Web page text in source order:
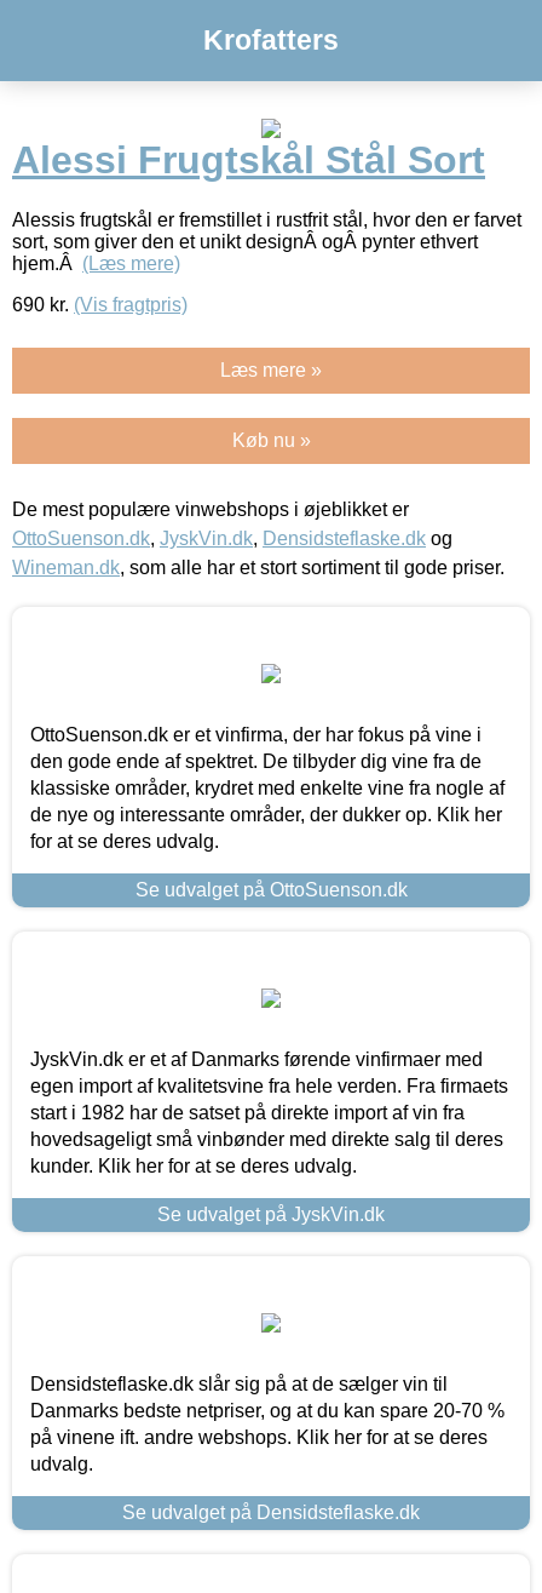
Krofatters
Alessi Frugtskål Stål Sort
Alessis frugtskål er fremstillet i rustfrit stål, hvor den er farvet
sort, som giver den et unikt designÂ ogÂ pynter ethvert
hjem.Â (Læs mere)
690 kr. (Vis fragtpris)
Læs mere »
Køb nu »
De mest populære vinwebshops i øjeblikket er
OttoSuenson.dk, JyskVin.dk, Densidsteflaske.dk og
Wineman.dk, som alle har et stort sortiment til gode priser.
OttoSuenson.dk er et vinfirma, der har fokus på vine i
den gode ende af spektret. De tilbyder dig vine fra de
klassiske områder, krydret med enkelte vine fra nogle af
de nye og interessante områder, der dukker op. Klik her
for at se deres udvalg.
Se udvalget på OttoSuenson.dk
JyskVin.dk er et af Danmarks førende vinfirmaer med
egen import af kvalitetsvine fra hele verden. Fra firmaets
start i 1982 har de satset på direkte import af vin fra
hovedsageligt små vinbønder med direkte salg til deres
kunder. Klik her for at se deres udvalg.
Se udvalget på JyskVin.dk
Densidsteflaske.dk slår sig på at de sælger vin til
Danmarks bedste netpriser, og at du kan spare 20-70 %
på vinene ift. andre webshops. Klik her for at se deres
udvalg.
Se udvalget på Densidsteflaske.dk